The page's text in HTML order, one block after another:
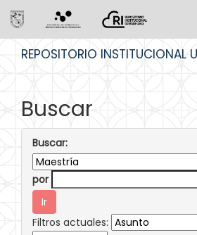
REPOSITORIO INSTITUCIONAL
Buscar
Buscar:
por
Filtros actuales: